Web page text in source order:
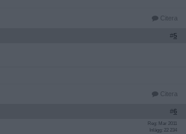
Citera
#5
Citera
#6
Reg: Mar 2011
Inlägg: 22 234